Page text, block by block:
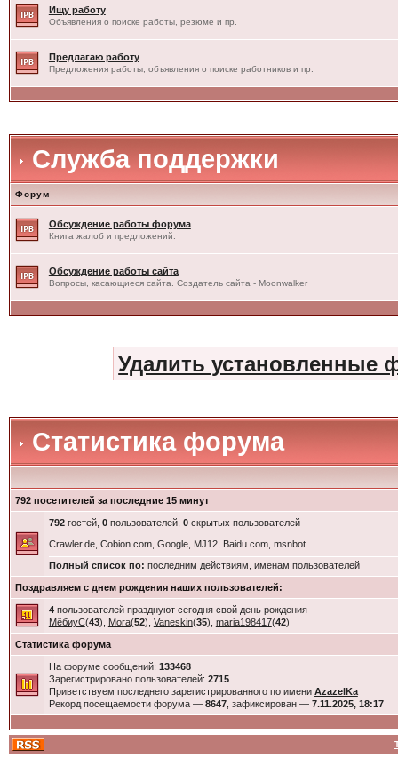
Ищу работу
Объявления о поиске работы, резюме и пр.
Предлагаю работу
Предложения работы, объявления о поиске работников и пр.
Служба поддержки
Форум
Обсуждение работы форума
Книга жалоб и предложений.
Обсуждение работы сайта
Вопросы, касающиеся сайта. Создатель сайта - Moonwalker
Удалить установленные
Статистика форума
792 посетителей за последние 15 минут
792гостей, 0пользователей, 0скрытых пользователей
Crawler.de, Cobion.com, Google, MJ12, Baidu.com, msnbot
Полный список по: последним действиям именам пользователей
Поздравляем с днем рождения наших пользователей:
4пользователей празднуют сегодня свой день рождения
МёбиуС(43), Mora(52), Vaneskin(35), maria198417(42)
Статистика форума
На форуме сообщений: 133468
Зарегистрировано пользователей: 2715
Приветствуем последнего зарегистрированного по имени AzazelKa
Рекорд посещаемости форума — 8647, зафиксирован — 7.11.2025, 18:17